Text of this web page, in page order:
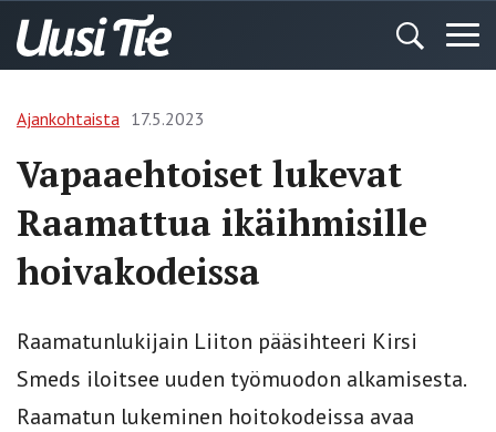
Ajankohtaista 17.5.2023
Vapaaehtoiset lukevat
Raamattua ikäihmisille
hoivakodeissa
Raamatunlukijain Liiton pääsihteeri Kirsi
Smeds iloitsee uuden työmuodon alkamisesta.
Raamatun lukeminen hoitokodeissa avaa